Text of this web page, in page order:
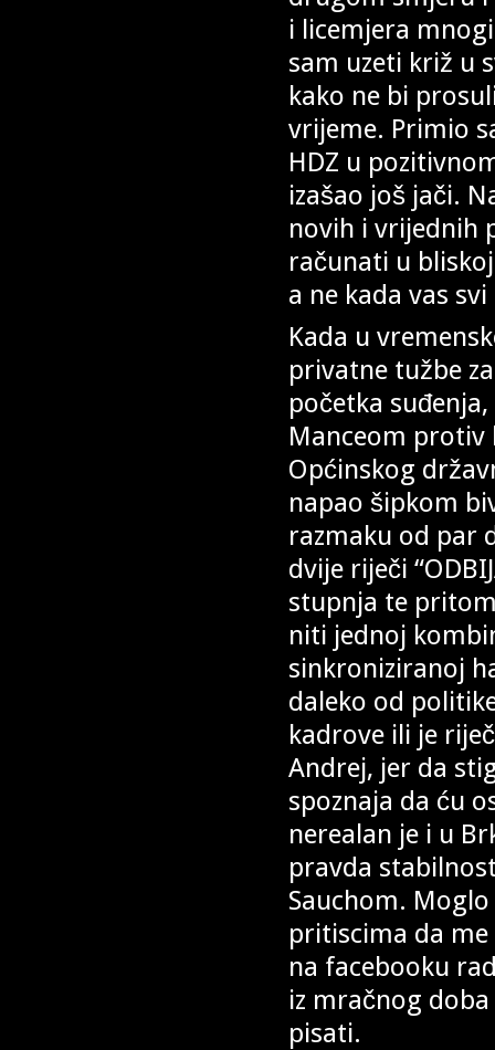
i licemjera
sam uzeti križ u
kako ne bi
vrijeme. Primio
HDZ u
izašao još jači.
novih i vrijednih
računati u
a ne kada vas
Kada u
privatne tužbe
početka
Manceom protiv
Općinskog
napao šipkom
razmaku od par
dvije riječi
stupnja te
niti jednoj
sinkroniziranoj
daleko od
kadrove ili je
Andrej, jer da
spoznaja da ću
nerealan je i u
pravda
Sauchom.
pritiscima da me
na facebooku
iz mračnog
pisati.